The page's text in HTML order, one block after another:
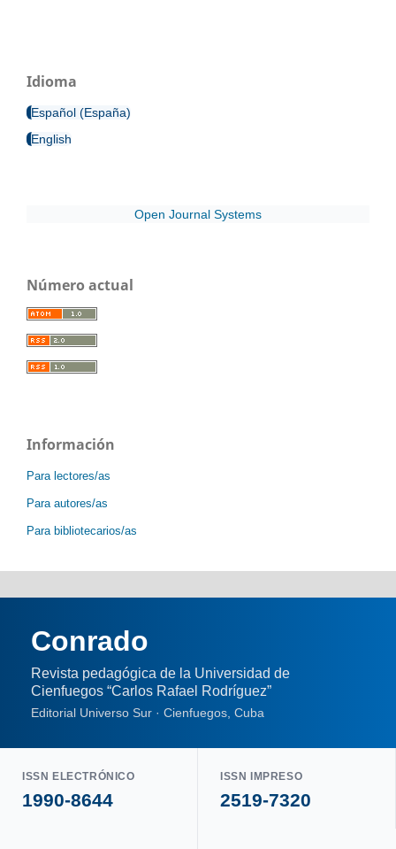
Idioma
Español (España)
English
Open Journal Systems
Número actual
Información
Para lectores/as
Para autores/as
Para bibliotecarios/as
Conrado
Revista pedagógica de la Universidad de
Cienfuegos “Carlos Rafael Rodríguez”
Editorial Universo Sur · Cienfuegos, Cuba
ISSN ELECTRÓNICO
1990-8644
ISSN IMPRESO
2519-7320